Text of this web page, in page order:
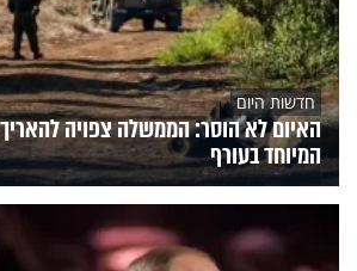
חדשות היום
האיום לא הוסר: הממשלה צפויה
המיוחד בעורף